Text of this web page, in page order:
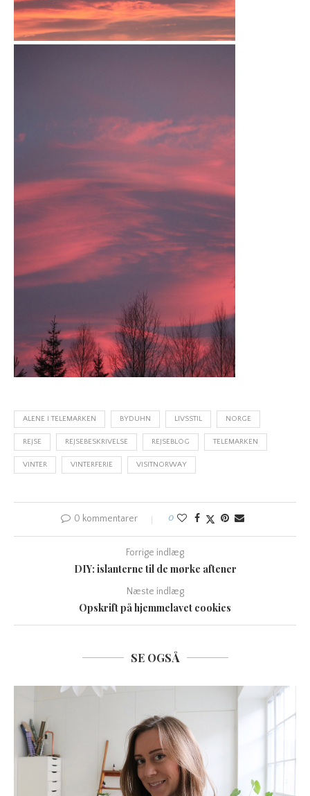
ALENE I TELEMARKEN BYDUHN LIVSSTIL NORGE
REJSE REJSEBESKRIVELSE REJSEBLOG TELEMARKEN
VINTER VINTERFERIE VISITNORWAY
0 kommentarer 0
Forrige indlæg
DIY: islanterne til de mørke aftener
Næste indlæg
Opskrift på hjemmelavet cookies
SE OGSÅ